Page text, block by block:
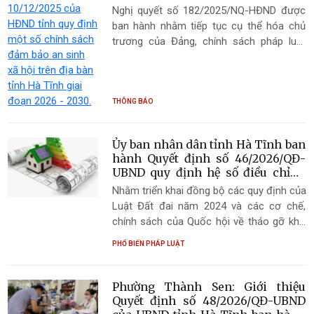
trên địa bàn tỉnh Hà Tĩnh, có hiệu lực thi
hành kể từ ngày 15/7/2026.
Tĩnh giai đoạn 2026 - 2030.
Nghị quyết số 182/2025/NQ-HĐND được
ban hành nhằm tiếp tục cụ thể hóa chủ
trương của Đảng, chính sách pháp luật
ổn định và liên tục trong thực hiện các
THÔNG BÁO
Ủy ban nhân dân tỉnh Hà Tĩnh ban
hành Quyết định số 46/2026/QĐ-
UBND quy định hệ số điều chỉnh
giá đất năm 2026
Nhằm triển khai đồng bộ các quy định của
Luật Đất đai năm 2024 và các cơ chế,
chính sách của Quốc hội về tháo gỡ khó
khăn, vướng mắc trong tổ chức thi hành
46/2026/QĐ-UBND quy định hệ số điều
chỉnh giá đất năm 2026 trên địa bàn tỉnh
PHỔ BIẾN PHÁP LUẬT
Phường Thành Sen: Giới thiệu
Quyết định số 48/2026/QĐ-UBND